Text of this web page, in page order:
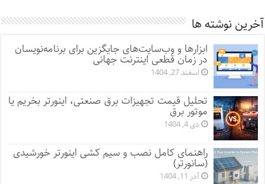
آخرین نوشته ها
ابزارها و وب‌سایت‌های جایگزین برای برنامه‌نویسان
در زمان قطعی اینترنت جهانی
اسفند 27, 1404
تحلیل قیمت تجهیزات برق صنعتی، اینورتر بخریم یا
موتور برق
دی 4, 1404
راهنمای کامل نصب و سیم کشی اینورتر خورشیدی
(سانورتر)
آذر 11, 1404